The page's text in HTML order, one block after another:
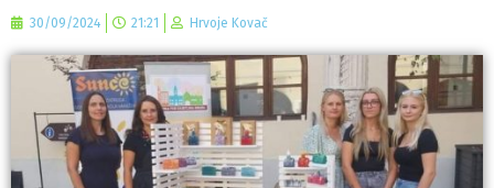
30/09/2024 21:21 Hrvoje Kovač